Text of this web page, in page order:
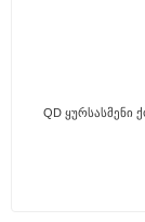
QD Ყურსასმენი